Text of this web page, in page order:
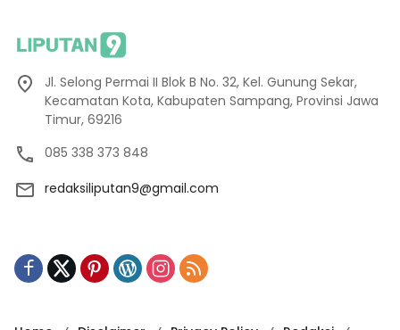
Jl. Selong Permai II Blok B No. 32, Kel. Gunung Sekar,
Kecamatan Kota, Kabupaten Sampang, Provinsi Jawa
Timur, 69216
085 338 373 848
redaksiliputan9@gmail.com